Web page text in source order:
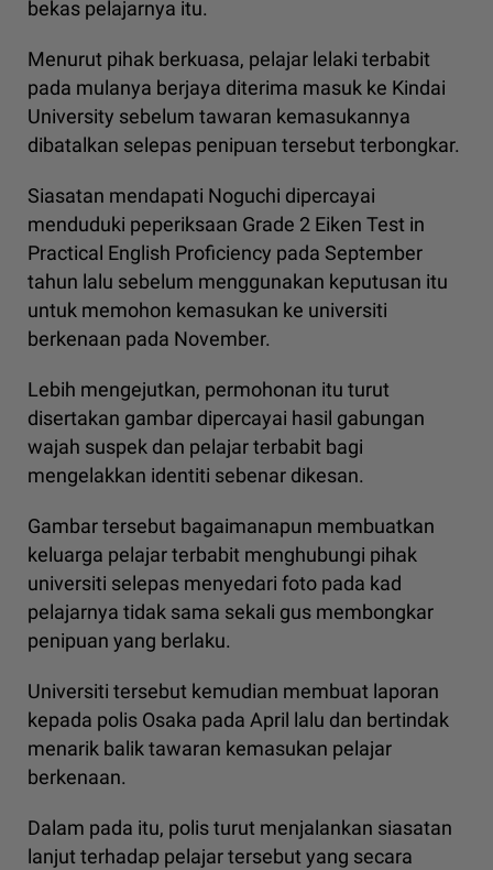
bekas pelajarnya itu.
Menurut pihak berkuasa, pelajar lelaki terbabit
pada mulanya berjaya diterima masuk ke Kindai
University sebelum tawaran kemasukannya
dibatalkan selepas penipuan tersebut terbongkar.
Siasatan mendapati Noguchi dipercayai
menduduki peperiksaan Grade 2 Eiken Test in
Practical English Proficiency pada September
tahun lalu sebelum menggunakan keputusan itu
untuk memohon kemasukan ke universiti
berkenaan pada November.
Lebih mengejutkan, permohonan itu turut
disertakan gambar dipercayai hasil gabungan
wajah suspek dan pelajar terbabit bagi
mengelakkan identiti sebenar dikesan.
Gambar tersebut bagaimanapun membuatkan
keluarga pelajar terbabit menghubungi pihak
universiti selepas menyedari foto pada kad
pelajarnya tidak sama sekali gus membongkar
penipuan yang berlaku.
Universiti tersebut kemudian membuat laporan
kepada polis Osaka pada April lalu dan bertindak
menarik balik tawaran kemasukan pelajar
berkenaan.
Dalam pada itu, polis turut menjalankan siasatan
lanjut terhadap pelajar tersebut yang secara